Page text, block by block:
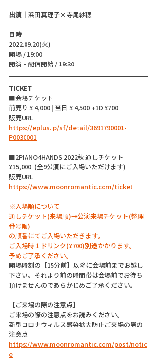
出演｜ 浜田真理子×寺尾紗穂
日時
2022.09.20(火)
開場 / 19:00
開演・配信開始 / 19:30
TICKET
■会場チケット
前売り ¥ 4,000 | 当日 ¥ 4,500 +1D ¥700
販売URL
https://eplus.jp/sf/detail/3691790001-
P0030001
■2PIANO4HANDS 2022秋 通しチケット
¥15,000  (全9公演にご入場いただけます)
販売URL
https://www.moonromantic.com/ticket
※入場順について
通しチケット(来場順)→公演来場チケット(整理
番号順)
の順番にてご入場いただきます。
ご入場時１ドリンク(¥700)別途かかります。
予めご了承ください。
開場時刻の【15分前】以降に会場前までお越し
下さい。それより前の時間帯は会場前でお待ち
頂けませんのであらかじめご了承ください。
【ご来場の際の注意点】
ご来場の際の注意点をお読みください。
新型コロナウィルス感染拡大防止ご来場の際の
注意点
https://www.moonromantic.com/post/notic
e